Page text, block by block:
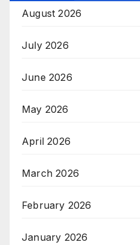
August 2026
July 2026
June 2026
May 2026
April 2026
March 2026
February 2026
January 2026